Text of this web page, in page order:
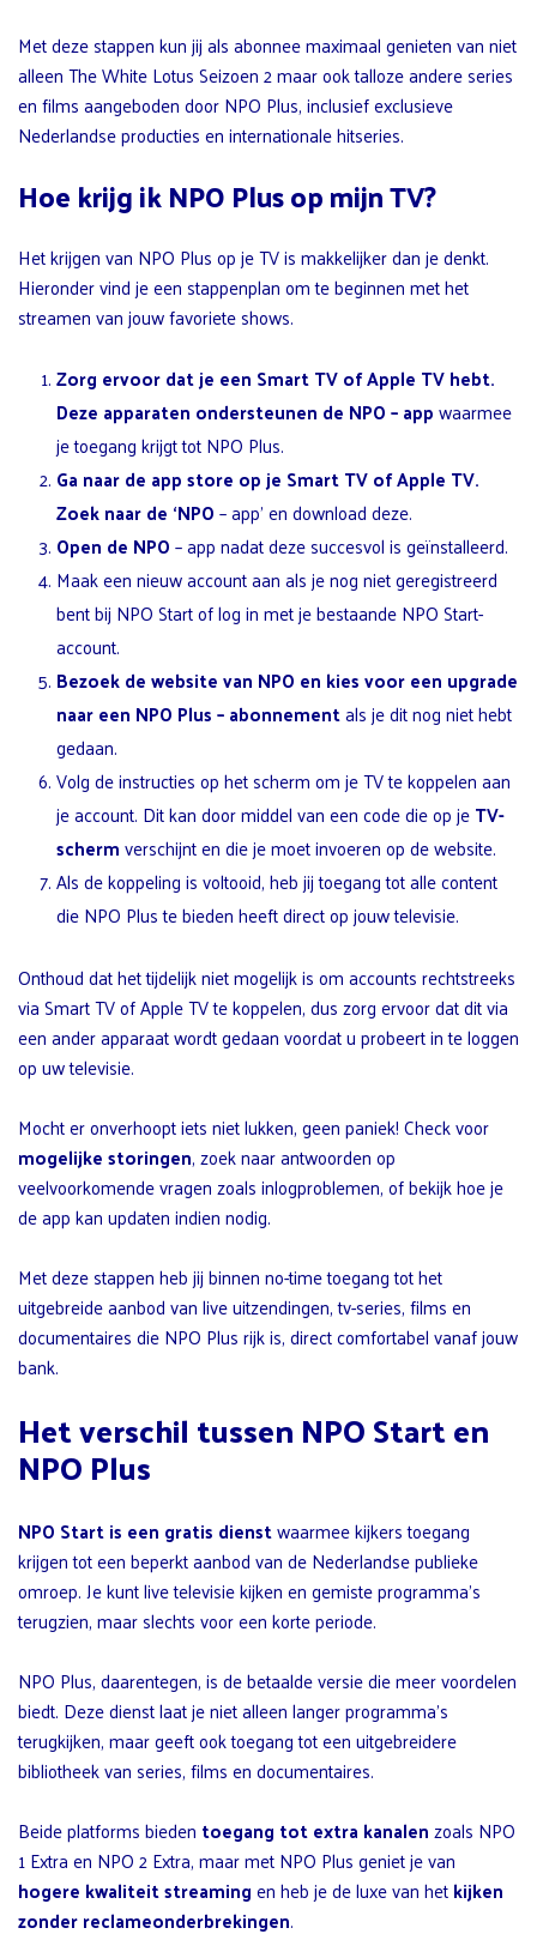
Met deze stappen kun jij als abonnee maximaal genieten van niet
alleen The White Lotus Seizoen 2 maar ook talloze andere series
en films aangeboden door NPO Plus, inclusief exclusieve
Nederlandse producties en internationale hitseries.
Hoe krijg ik NPO Plus op mijn TV?
Het krijgen van NPO Plus op je TV is makkelijker dan je denkt.
Hieronder vind je een stappenplan om te beginnen met het
streamen van jouw favoriete shows.
Zorg ervoor dat je een Smart TV of Apple TV hebt.
Deze apparaten ondersteunen de NPO– appwaarmee
je toegang krijgt tot NPO Plus.
Ga naar de app store op je Smart TV of Apple TV.
Zoek naar de ‘NPO– app’ en download deze.
Open de NPO– app nadat deze succesvol is geïnstalleerd.
Maak een nieuw account aan als je nog niet geregistreerd
bent bij NPO Start of log in met je bestaande NPO Start-
account.
Bezoek de website van NPO en kies voor een upgrade
naar een NPO Plus– abonnementals je dit nog niet hebt
gedaan.
Volg de instructies op het scherm om je TV te koppelen aan
je account. Dit kan door middel van een code die op jeTV-
schermverschijnt en die je moet invoeren op de website.
Als de koppeling is voltooid, heb jij toegang tot alle content
die NPO Plus te bieden heeft direct op jouw televisie.
Onthoud dat het tijdelijk niet mogelijk is om accounts rechtstreeks
via Smart TV of Apple TV te koppelen, dus zorg ervoor dat dit via
een ander apparaat wordt gedaan voordat u probeert in te loggen
op uw televisie.
Mocht er onverhoopt iets niet lukken, geen paniek! Check voor
mogelijke storingen, zoek naar antwoorden op
veelvoorkomende vragen zoals inlogproblemen, of bekijk hoe je
de app kan updaten indien nodig.
Met deze stappen heb jij binnen no-time toegang tot het
uitgebreide aanbod van live uitzendingen, tv-series, films en
documentaires die NPO Plus rijk is, direct comfortabel vanaf jouw
bank.
Het verschil tussen NPO Start en
NPO Plus
NPO Start is een gratis dienstwaarmee kijkers toegang
krijgen tot een beperkt aanbod van de Nederlandse publieke
omroep. Je kunt live televisie kijken en gemiste programma’s
terugzien, maar slechts voor een korte periode.
NPO Plus, daarentegen, is de betaalde versie die meer voordelen
biedt. Deze dienst laat je niet alleen langer programma’s
terugkijken, maar geeft ook toegang tot een uitgebreidere
bibliotheek van series, films en documentaires.
Beide platforms bieden toegang tot extra kanalenzoals NPO
1 Extra en NPO 2 Extra, maar met NPO Plus geniet je van
hogere kwaliteit streamingen heb je de luxe van hetkijken
zonder reclameonderbrekingen.